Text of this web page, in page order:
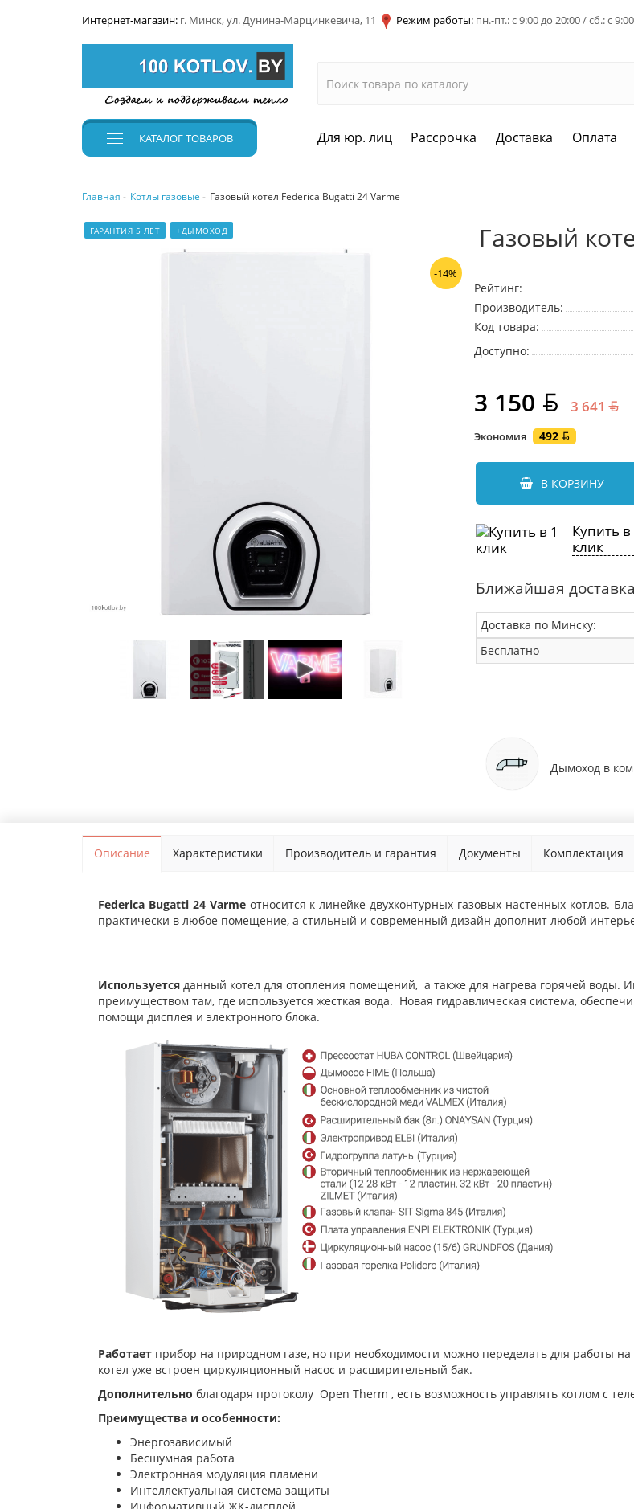
Интернет-магазин: г. Минск, ул. Дунина-Марцинкевича, 11 Режим работы: пн.-пт.: с 9:00 до 20:00 / сб.: с
КАТАЛОГТОВАРОВ Для юр. лиц Рассрочка Доставка Оплата
Главная Котлы газовые Газовый котел Federica Bugatti 24 Varme
-14%
ГАРАНТИЯ 5 ЛЕТ +ДЫМОХОД Газовый
Рейтинг:
Производитель:
Код товара:
Доступно:
3 150 3 641
Экономия 492
В КОРЗИНУ
Купить в
клик
Ближайшая доставка
Доставка по Минску:
Бесплатно
Дымоход в
Описание Характеристики Производитель и гарантия Документы Комплектация
Federica Bugatti 24 Varme относится к линейке двухконтурных газовых настенных котлов.
практически в любое помещение, а стильный и современный дизайн дополнит любой
Используется данный котел для отопления помещений, а также для нагрева горячей воды.
преимуществом там, где используется жесткая вода. Новая гидравлическая система,
помощи дисплея и электронного блока.
Работает прибор на природном газе, но при необходимости можно переделать для работы
котел уже встроен циркуляционный насос и расширительный бак.
Дополнительно благодаря протоколу Open Therm , есть возможность управлять котлом с
Преимущества и особенности:
Энергозависимый
Бесшумная работа
Электронная модуляция пламени
Интеллектуальная система защиты